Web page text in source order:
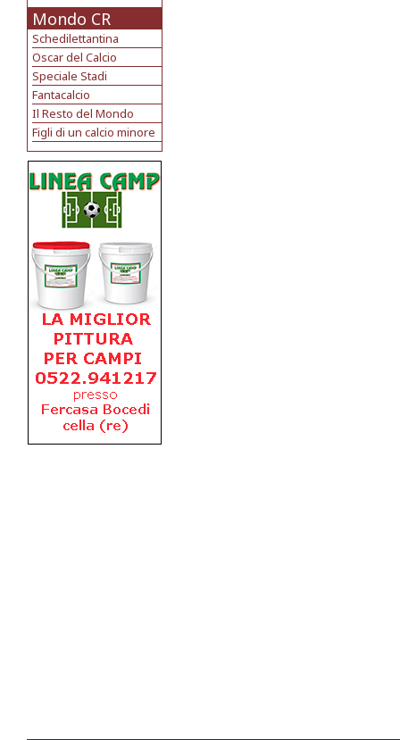
Mondo CR
Schedilettantina
Oscar del Calcio
Speciale Stadi
Fantacalcio
Il Resto del Mondo
Figli di un calcio minore